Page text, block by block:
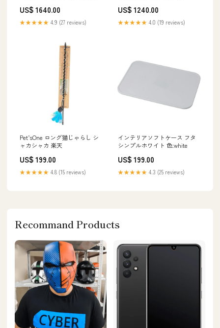
US$ 1640.00
★★★★★ 4.9 (27 reviews)
US$ 1240.00
★★★★★ 4.0 (19 reviews)
Pet’sOne ロング猫じゃらし シ
ャカシャカ 楽天
US$ 199.00
★★★★★ 4.8 (15 reviews)
インテリアソフトケース フタ
シンプルホワイト 色:white
US$ 199.00
★★★★★ 4.3 (25 reviews)
Recommand Products